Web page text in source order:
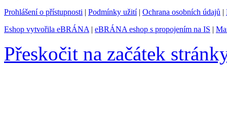
Prohlášení o přístupnosti | Podmínky užití| Ochrana osobních údajů |
Eshop vytvořila eBRÁNA| eBRÁNA eshop s propojením na IS |
Přeskočit na začátek